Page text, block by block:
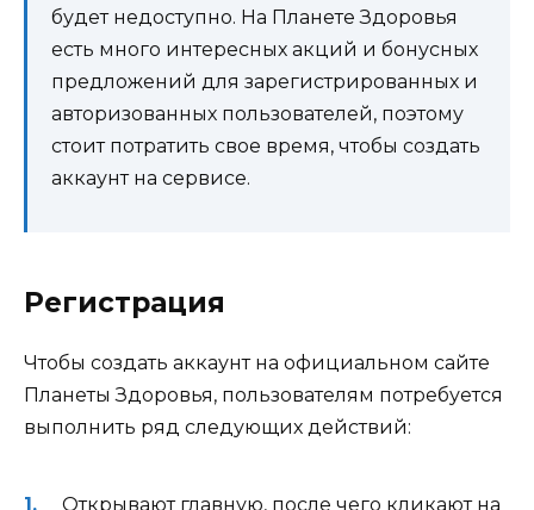
будет недоступно. На Планете Здоровья
есть много интересных акций и бонусных
предложений для зарегистрированных и
авторизованных пользователей, поэтому
стоит потратить свое время, чтобы создать
аккаунт на сервисе.
Регистрация
Чтобы создать аккаунт на официальном сайте
Планеты Здоровья, пользователям потребуется
выполнить ряд следующих действий:
Открывают главную, после чего кликают на